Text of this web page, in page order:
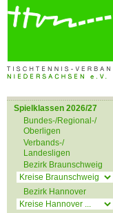
Spielklassen 2026/27
Bundes-/Regional-/
Oberligen
Verbands-/
Landesligen
Bezirk Braunschweig
Bezirk Hannover